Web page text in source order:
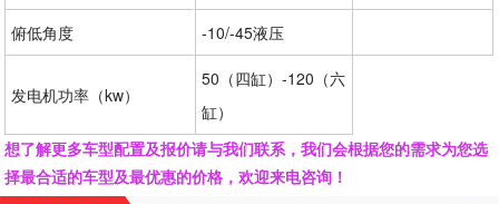
俯低角度 -10/-45液压
发电机功率（kw）
50（四缸）-120（六
缸）
想了解更多车型配置及报价请与我们联系，我们会根据您的需求为您选
择最合适的车型及最优惠的价格，欢迎来电咨询！